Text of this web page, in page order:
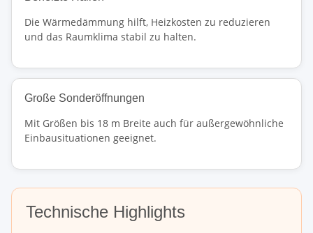
Die Wärmedämmung hilft, Heizkosten zu reduzieren
und das Raumklima stabil zu halten.
Große Sonderöffnungen
Mit Größen bis 18 m Breite auch für außergewöhnliche
Einbausituationen geeignet.
Technische Highlights